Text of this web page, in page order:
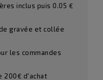
inclus puis 0.05 €
gravée et collée
les commandes
200€ d'achat